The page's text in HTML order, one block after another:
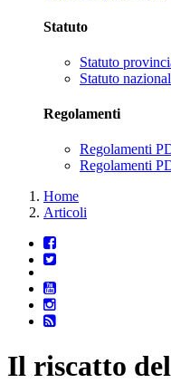
Statuto
Statuto
Statuto
Regolamenti
Regolamenti
Regolamenti
Home
Articoli
Il riscatto